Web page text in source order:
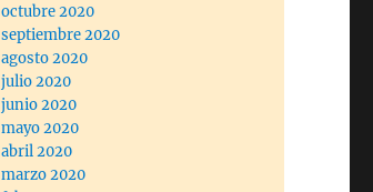
octubre 2020
septiembre 2020
agosto 2020
julio 2020
junio 2020
mayo 2020
abril 2020
marzo 2020